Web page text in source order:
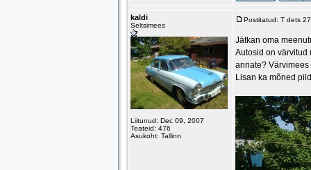
kaldi
Seltsimees
Liitunud: Dec 09, 2007
Teateid: 476
Asukoht: Tallinn
Postitatud: T dets
Jätkan oma
Autosid on värvitud
annate?
Lisan ka mõned